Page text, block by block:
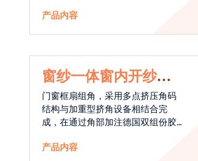
产品内容
窗纱一体窗内开纱外
开系统
门窗框扇组角，采用多点挤压角码
结构与加重型挤角设备相结合完
成，在通过角部加注德国双组份胶
强度，促使窗使用寿命提升5-10
产品内容